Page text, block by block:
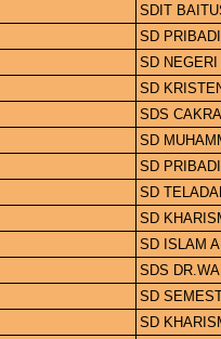
SDIT
SD PRIBADI
SD
SD
SDS
SD
SD
SD
SD
SD ISLAM
SDS
SD
SD